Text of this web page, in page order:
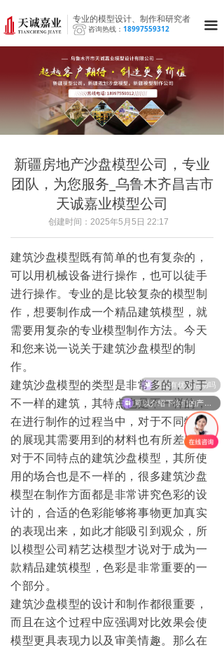
专业的模型设计、制作和研究者
咨询热线： 18997559312 끀
新疆房地产沙盘模型公司，专业
团队，为您服务_乌鲁木齐昌吉市
天诚嘉业模型公司
创建时间： 2025年5月5日 22:17
建筑沙盘模型既有简单的也有复杂的，
可以用机械设备进行操作，也可以徒手
进行操作。专业的是比较复杂的模型制
作，想要制作成一个精品建筑模型，就
需要用复杂的专业模型制作方法。今天
和您来说一说关于建筑沙盘模型的制
作。
建筑沙盘模型的类型是非常多的，对于
不一样的建筑，其特点也是不一样的，
在进行制作的过程当中，对于不同特点
的展现其需要用到的材料也有所差别。
对于不同特点的建筑沙盘模型，其所使
用的场合也是不一样的，很多建筑沙盘
模型在制作方面都是非常讲究色彩的设
计的，合适的色彩能够将事物更加真实
的表现出来，如此才能吸引到观众，所
以模型公司精艺达模型才说对于成为一
款精品建筑模型，色彩是非常重要的一
个部分。
建筑沙盘模型的设计和制作都很重要，
而且在这个过程中应强调对比效果会使
模型更具表现力以及审美情趣。那么在
现在有优惠活动吗